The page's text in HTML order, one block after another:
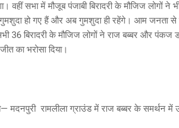
वहीं सभा में मौजूब पंजाबी बिरादरी के मौजिज
हो गए हैं और अब गुमशुदा ही रहेंगे। आम जनता से
36 बिरादरी के मौजिज लोगों ने राज बब्बर और पंकज
का भरोसा दिया।
मदनपुरी रामलीला ग्राउंड में राज बब्बर के समर्थन